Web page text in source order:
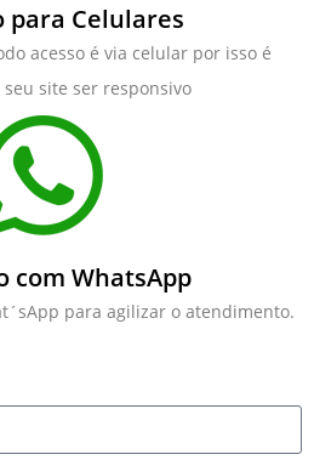
para Celulares
acesso é via celular por isso é
site ser responsivo
com WhatsApp
para agilizar o atendimento.